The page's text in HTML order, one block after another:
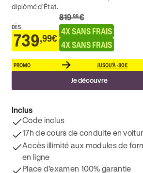
diplômé d’État.
DÈS
739,99€
819.99€
4X SANS FRAIS
4X SANS FRAIS
PROMO JUSQU'À -80€
Je découvre
Inclus
Code inclus
17h de cours de conduite en
Accès illimité aux modules de
en ligne
Place d’examen 100% garantie